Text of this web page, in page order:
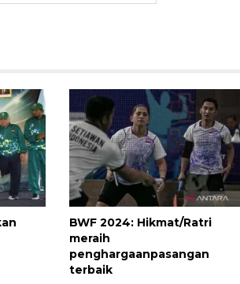
BWF 2024: Hikmat/Ratri
meraih
penghargaanpasangan
terbaik
160 ribu sambungan baru
jaringan gas 2026
2026-08-07 18:00:00